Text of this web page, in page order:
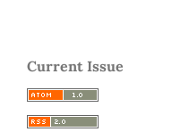
Current Issue